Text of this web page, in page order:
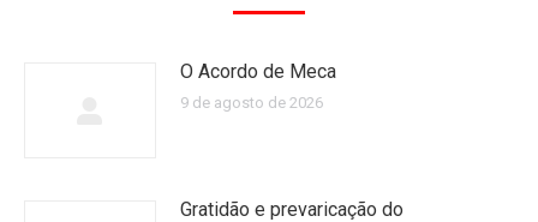
O Acordo de Meca
9 de agosto de 2026
Gratidão e prevaricação do